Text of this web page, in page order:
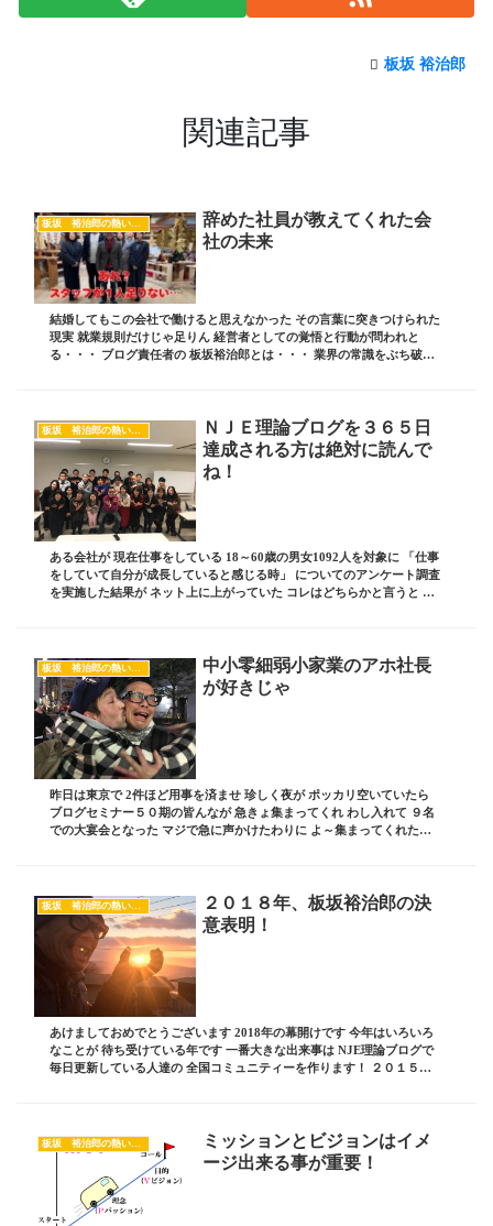
板坂 裕治郎
関連記事
板坂 裕治郎の熱い想い
辞めた社員が教えてくれた会
社の未来
結婚してもこの会社で働けると思えなかった その言葉に突きつけられた
現実 就業規則だけじゃ足りん 経営者としての覚悟と行動が問われと
る・・・ ブログ責任者の 板坂裕治郎とは・・・ 業界の常識をぶち破り
板坂 裕治郎の熱い想い
ＮＪＥ理論ブログを３６５日
達成される方は絶対に読んで
ね！
ある会社が 現在仕事をしている 18～60歳の男女1092人を対象に 「仕事
をしていて自分が成長していると感じる時」 についてのアンケート調査
を実施した結果が ネット上に上がっていた コレはどちらかと言うと サ
板坂 裕治郎の熱い想い
中小零細弱小家業のアホ社長
が好きじゃ
昨日は東京で 2件ほど用事を済ませ 珍しく夜が ポッカリ空いていたら
ブログセミナー５０期の皆んなが 急きょ集まってくれ わし入れて ９名
での大宴会となった マジで急に声かけたわりに よ～集まってくれたよ
板坂 裕治郎の熱い想い
２０１８年、板坂裕治郎の決
意表明！
あけましておめでとうございます 2018年の幕開けです 今年はいろいろ
なことが 待ち受けている年です 一番大きな出来事は NJE理論ブログで
毎日更新している人達の 全国コミュニティーを作ります！ ２０１５年
板坂 裕治郎の熱い想い
ミッションとビジョンはイメ
ージ出来る事が重要！